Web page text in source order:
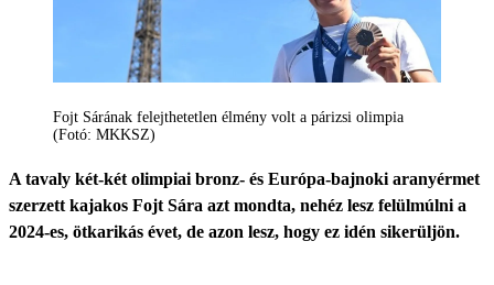
Fojt Sárának felejthetetlen élmény volt a párizsi olimpia
(Fotó: MKKSZ)
A tavaly két-két olimpiai bronz- és Európa-bajnoki aranyérmet
szerzett kajakos Fojt Sára azt mondta, nehéz lesz felülmúlni a
2024-es, ötkarikás évet, de azon lesz, hogy ez idén sikerüljön.